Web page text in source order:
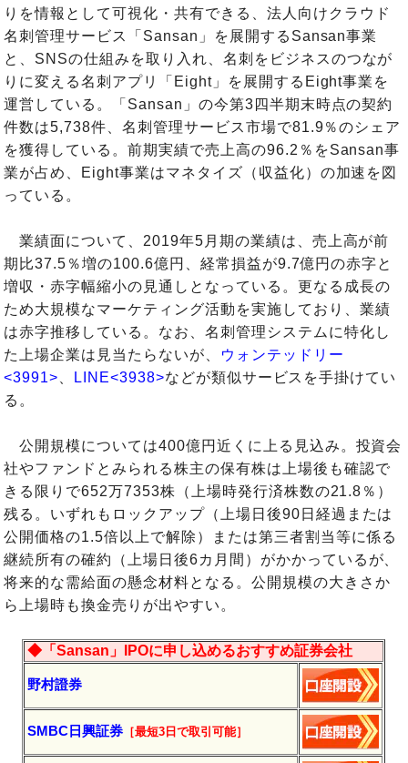
りを情報として可視化・共有できる、法人向けクラウド
名刺管理サービス「Sansan」を展開するSansan事業
と、SNSの仕組みを取り入れ、名刺をビジネスのつなが
りに変える名刺アプリ「Eight」を展開するEight事業を
運営している。「Sansan」の今第3四半期末時点の契約
件数は5,738件、名刺管理サービス市場で81.9％のシェア
を獲得している。前期実績で売上高の96.2％をSansan事
業が占め、Eight事業はマネタイズ（収益化）の加速を図
っている。
業績面について、2019年5月期の業績は、売上高が前
期比37.5％増の100.6億円、経常損益が9.7億円の赤字と
増収・赤字幅縮小の見通しとなっている。更なる成長の
ため大規模なマーケティング活動を実施しており、業績
は赤字推移している。なお、名刺管理システムに特化し
た上場企業は見当たらないが、
ウォンテッドリー
<3991>
LINE<3938>などが類似サービスを手掛けてい
る。
公開規模については400億円近くに上る見込み。投資会
社やファンドとみられる株主の保有株は上場後も確認で
きる限りで652万7353株（上場時発行済株数の21.8％）
残る。いずれもロックアップ（上場日後90日経過または
公開価格の1.5倍以上で解除）または第三者割当等に係る
継続所有の確約（上場日後6カ月間）がかかっているが、
将来的な需給面の懸念材料となる。公開規模の大きさか
ら上場時も換金売りが出やすい。
◆「Sansan」IPOに申し込めるおすすめ証券会社
野村證券
SMBC日興証券 ［最短3日で取引可能］